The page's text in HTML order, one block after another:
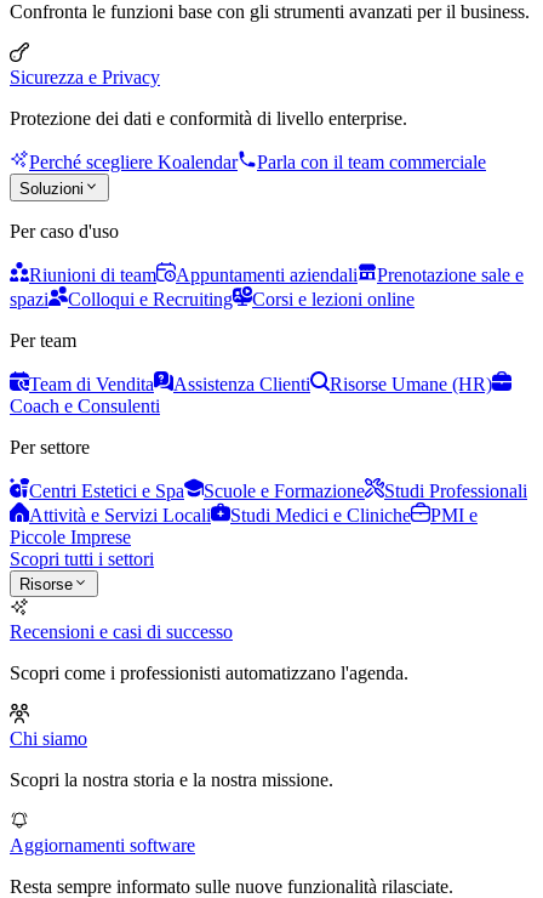
Confronta le funzioni base con gli strumenti avanzati per il business.
Sicurezza e Privacy
Protezione dei dati e conformità di livello enterprise.
Perché scegliere Koalendar Parla con il team commerciale
Soluzioni
Per caso d'uso
Riunioni di team Appuntamenti aziendali
Prenotazione sale e
spazi
Colloqui e Recruiting
Corsi e lezioni online
Per team
Team di Vendita Assistenza Clienti
Risorse Umane (HR)
Coach e Consulenti
Per settore
Centri Estetici e Spa Scuole e Formazione
Studi Professionali
Attività e Servizi Locali
Studi Medici e Cliniche
PMI e
Piccole Imprese
Scopri tutti i settori
Risorse
Recensioni e casi di successo
Scopri come i professionisti automatizzano l'agenda.
Chi siamo
Scopri la nostra storia e la nostra missione.
Aggiornamenti software
Resta sempre informato sulle nuove funzionalità rilasciate.